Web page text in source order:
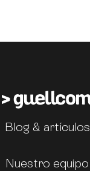
Blog & artículos
Nuestro equipo